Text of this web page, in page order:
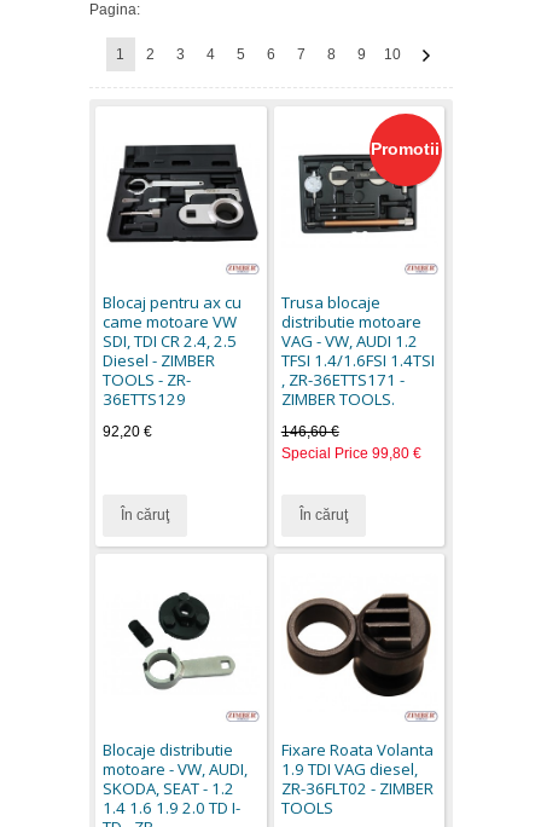
Pagina:
1 2 3 4 5 6 7 8 9 10
Blocaj pentru ax cu
came motoare VW
SDI, TDI CR 2.4, 2.5
Diesel - ZIMBER
TOOLS - ZR-
36ETTS129
92,20 €
În căruţ
Promotii
Trusa blocaje
distributie motoare
VAG - VW, AUDI 1.2
TFSI 1.4/1.6FSI 1.4TSI
, ZR-36ETTS171 -
ZIMBER TOOLS.
146,60 €
Special Price 99,80 €
În căruţ
Blocaje distributie
motoare - VW, AUDI,
SKODA, SEAT - 1.2
1.4 1.6 1.9 2.0 TD I-
Fixare Roata Volanta
1.9 TDI VAG diesel,
ZR-36FLT02 - ZIMBER
TOOLS